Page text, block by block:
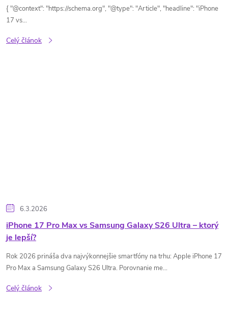
{ "@context": "https://schema.org", "@type": "Article", "headline": "iPhone
17 vs...
Celý článok
6.3.2026
iPhone 17 Pro Max vs Samsung Galaxy S26 Ultra – ktorý
je lepší?
Rok 2026 prináša dva najvýkonnejšie smartfóny na trhu: Apple iPhone 17
Pro Max a Samsung Galaxy S26 Ultra. Porovnanie me...
Celý článok